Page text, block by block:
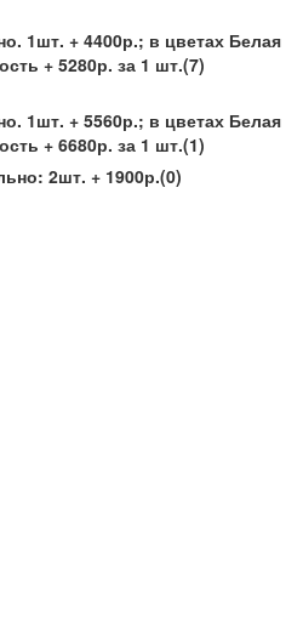
1шт. + 4400р.; в цветах Белая
+ 5280р. за 1 шт.(7)
1шт. + 5560р.; в цветах Белая
+ 6680р. за 1 шт.(1)
2шт. + 1900р.(0)